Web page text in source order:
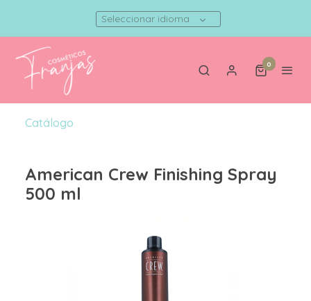
Seleccionar idioma
0
Catálogo
American Crew Finishing Spray
500 ml